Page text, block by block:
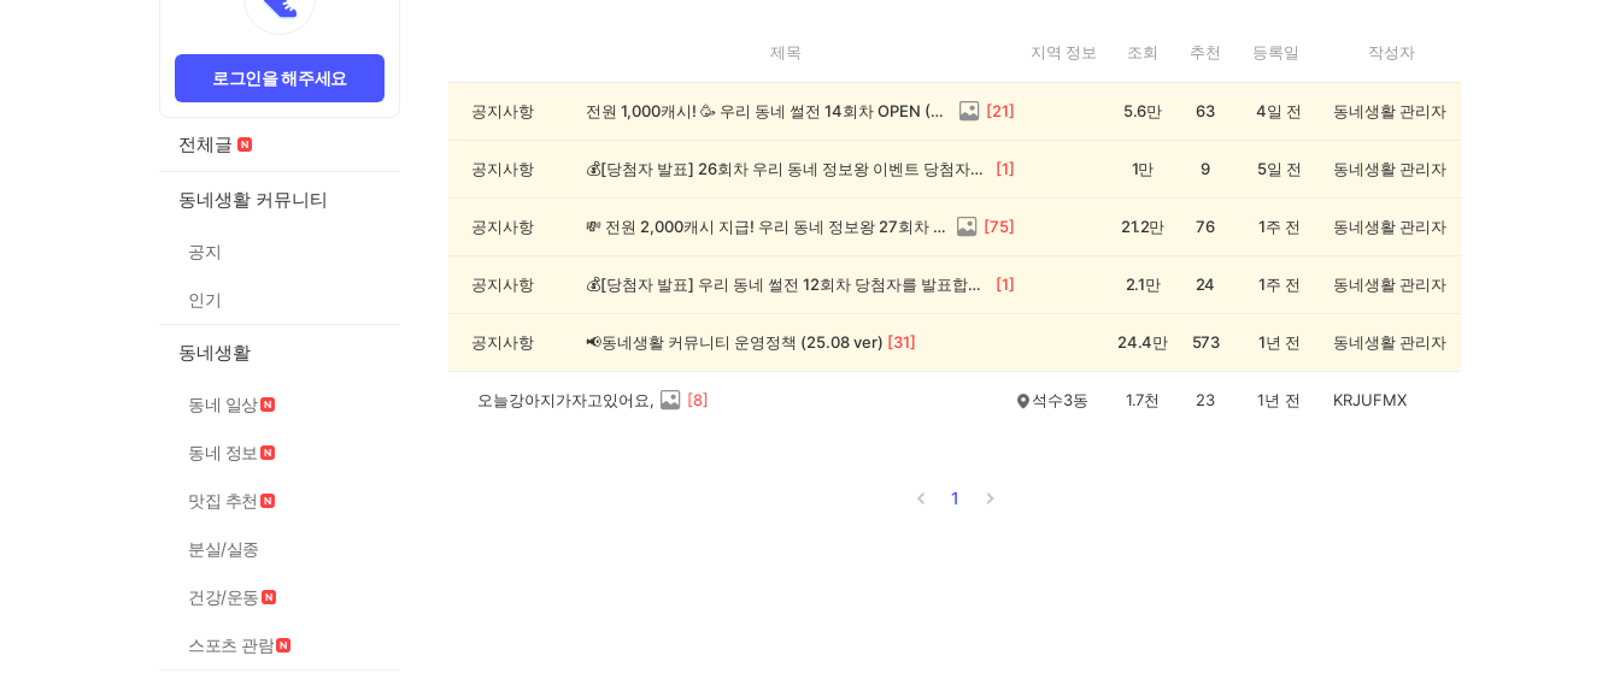
로그인을 해주세요
전체글
동네생활 커뮤니티
공지
인기
동네생활
동네 일상
동네 정보
맛집 추천
분실/실종
건강/운동
스포츠 관람
동
제목 지역 정보 조회 추천 등록일 작성자
공지사항 전원 1,000캐시! 🥳 우리 동네 썰전 14회차 OPEN (~8/17) [21] 5.6만 63 4일 전 동네생활 관리자
공지사항 💰[당첨자 발표] 26회차 우리 동네 정보왕 이벤트 당첨자를 발표합니다! [1] 1만 9 5일 전 동네생활 관리자
공지사항 💸 전원 2,000캐시 지급! 우리 동네 정보왕 27회차 (~8/10) [75] 21.2만 76 1주 전 동네생활 관리자
공지사항 💰[당첨자 발표] 우리 동네 썰전 12회차 당첨자를 발표합니다! [1] 2.1만 24 1주 전 동네생활 관리자
공지사항 📢동네생활 커뮤니티 운영정책 (25.08 ver) [31] 24.4만 573 1년 전 동네생활 관리자
오늘강아지가자고있어요, [8] 석수3동 1.7천 23 1년 전 KRJUFMX
1